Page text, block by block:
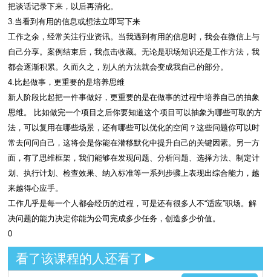
把谈话记录下来，以后再消化。
3.当看到有用的信息或想法立即写下来
工作之余，经常关注行业资讯。当我遇到有用的信息时，我会在微信上与
自己分享。案例结束后，我点击收藏。无论是职场知识还是工作方法，我
都会逐渐积累。久而久之，别人的方法就会变成我自己的部分。
4.比起做事，更重要的是培养思维
新人阶段比起把一件事做好，更重要的是在做事的过程中培养自己的抽象
思维。 比如做完一个项目之后你要知道这个项目可以抽象为哪些可取的方
法，可以复用在哪些场景，还有哪些可以优化的空间？这些问题你可以时
常去问问自己，这将会是你能在潜移默化中提升自己的关键因素。另一方
面，有了思维框架，我们能够在发现问题、分析问题、选择方法、制定计
划、执行计划、检查效果、纳入标准等一系列步骤上表现出综合能力，越
来越得心应手。
工作几乎是每一个人都会经历的过程，可是还有很多人不“适应”职场。解
决问题的能力决定你能为公司完成多少任务，创造多少价值。
0
看了该课程的人还看了